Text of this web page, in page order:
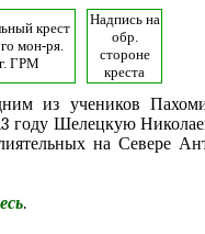
крест
мон-ря.
ГРМ
Надпись на
обр.
стороне
креста
из учеников
году Шелецкую
на Севере
.